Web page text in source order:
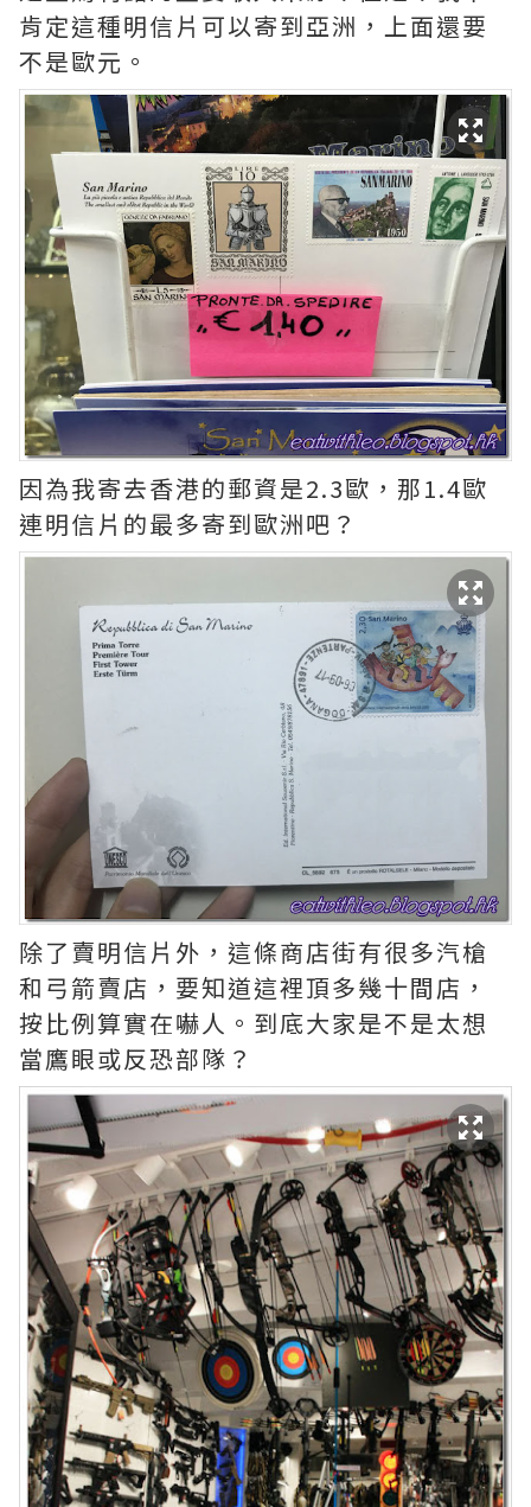
肯定這種明信片可以寄到亞洲，上面還要
不是歐元。
因為我寄去香港的郵資是2.3歐，那1.4歐
連明信片的最多寄到歐洲吧？
除了賣明信片外，這條商店街有很多汽槍
和弓箭賣店，要知道這裡頂多幾十間店，
按比例算實在嚇人。到底大家是不是太想
當鷹眼或反恐部隊？